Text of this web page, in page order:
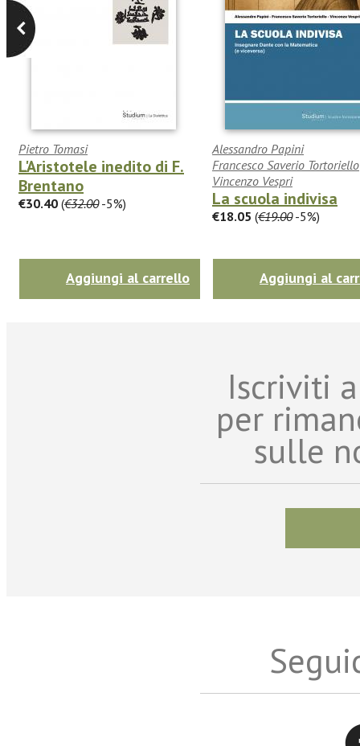
Pietro Tomasi
L'Aristotele inedito di F.
Brentano
€30.40 (€32.00-5%)
Aggiungi al carrello
Alessandro Papini
Francesco Saverio Tortoriello
Vincenzo Vespri
La scuola indivisa
€18.05 (€19.00-5%)
Aggiungi al
Iscriviti
per
sulle